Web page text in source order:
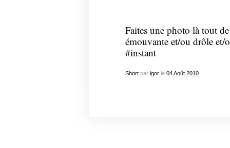
Faites une photo là tout
émouvante et/ou drôle et/
#instant
Shortpar igorle 04 Août 2010